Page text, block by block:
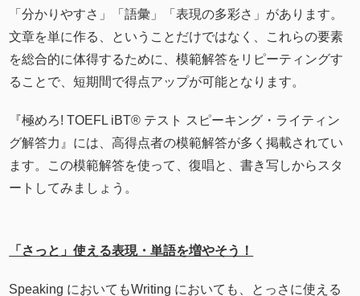
「分かりやすさ」「語彙」「表現の多彩さ」があります。
文章を単に作る、ということだけではなく、これらの要素
を総合的に体得するために、模範解答をリピーティングす
ることで、短期間で得点アップが可能となります。
『極めろ! TOEFL iBT® テスト スピーキング・ライティン
グ解答力』には、高得点者の模範解答が多く掲載されてい
ます。この模範解答を使って、復唱と、書き写しからスタ
ートしてみましょう。
「さっと」使える表現・単語を増やそう！
Speaking においてもWriting においても、とっさに使える